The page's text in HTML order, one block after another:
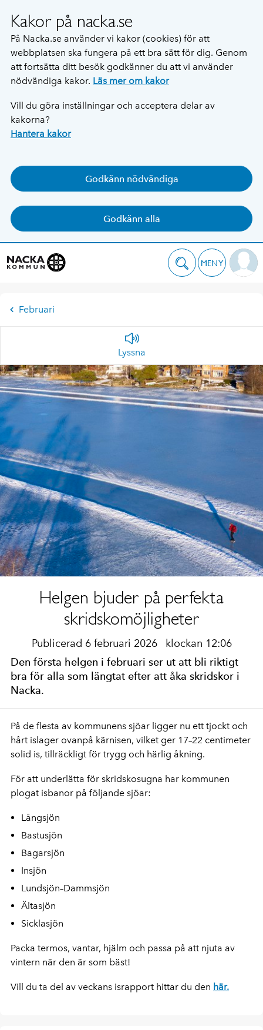
Kakor på nacka.se
På Nacka.se använder vi kakor (cookies) för att
webbplatsen ska fungera på ett bra sätt för dig. Genom
att fortsätta ditt besök godkänner du att vi använder
nödvändiga kakor. Läs mer om kakor
Vill du göra inställningar och acceptera delar av
kakorna?
Hantera kakor
Godkänn nödvändiga
Godkänn alla
MENY
Februari
Lyssna
Helgen bjuder på perfekta
skridskomöjligheter
Publicerad 6 februari 2026 klockan 12:06
Den första helgen i februari ser ut att bli riktigt
bra för alla som längtat efter att åka skridskor i
Nacka.
På de flesta av kommunens sjöar ligger nu ett tjockt och
hårt islager ovanpå kärnisen, vilket ger 17–22 centimeter
solid is, tillräckligt för trygg och härlig åkning.
För att underlätta för skridskosugna har kommunen
plogat isbanor på följande sjöar:
Långsjön
Bastusjön
Bagarsjön
Insjön
Lundsjön–Dammsjön
Ältasjön
Sicklasjön
Packa termos, vantar, hjälm och passa på att njuta av
vintern när den är som bäst!
Vill du ta del av veckans israpport hittar du den här.